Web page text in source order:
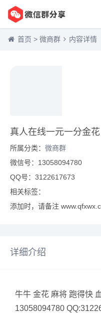
首页 > 微商群 内容详情
真人在线一元一分金
所属分类： 微商群
微信号：13058094780
QQ号：3122617673
相关标签：
添加时，请备注
详细介绍
牛牛 金花 麻将 跑得快
13058094780